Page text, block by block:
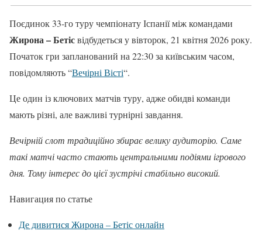
Поєдинок 33-го туру чемпіонату Іспанії між командами
Жирона – Бетісвідбудеться у вівторок, 21 квітня 2026 року.
Початок гри запланований на 22:30 за київським часом,
повідомляють “Вечірні Вісті“.
Це один із ключових матчів туру, адже обидві команди
мають різні, але важливі турнірні завдання.
Вечірній слот традиційно збирає велику аудиторію. Саме
такі матчі часто стають центральними подіями ігрового
дня. Тому інтерес до цієї зустрічі стабільно високий.
Навигация по статье
Де дивитися Жирона – Бетіс онлайн